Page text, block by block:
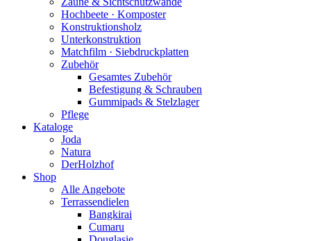
Hochbeete · Komposter
Konstruktionsholz
Unterkonstruktion
Matchfilm · Siebdruckplatten
Zubehör
Gesamtes Zubehör
Befestigung & Schrauben
Gummipads & Stelzlager
Pflege
Kataloge
Joda
Natura
DerHolzhof
Shop
Alle Angebote
Terrassendielen
Bangkirai
Cumaru